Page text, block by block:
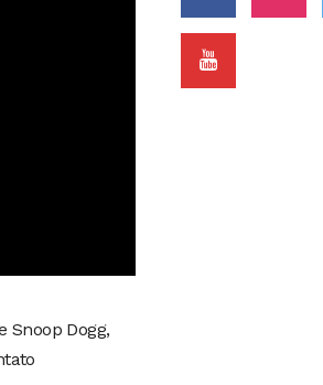
Snoop Dogg,